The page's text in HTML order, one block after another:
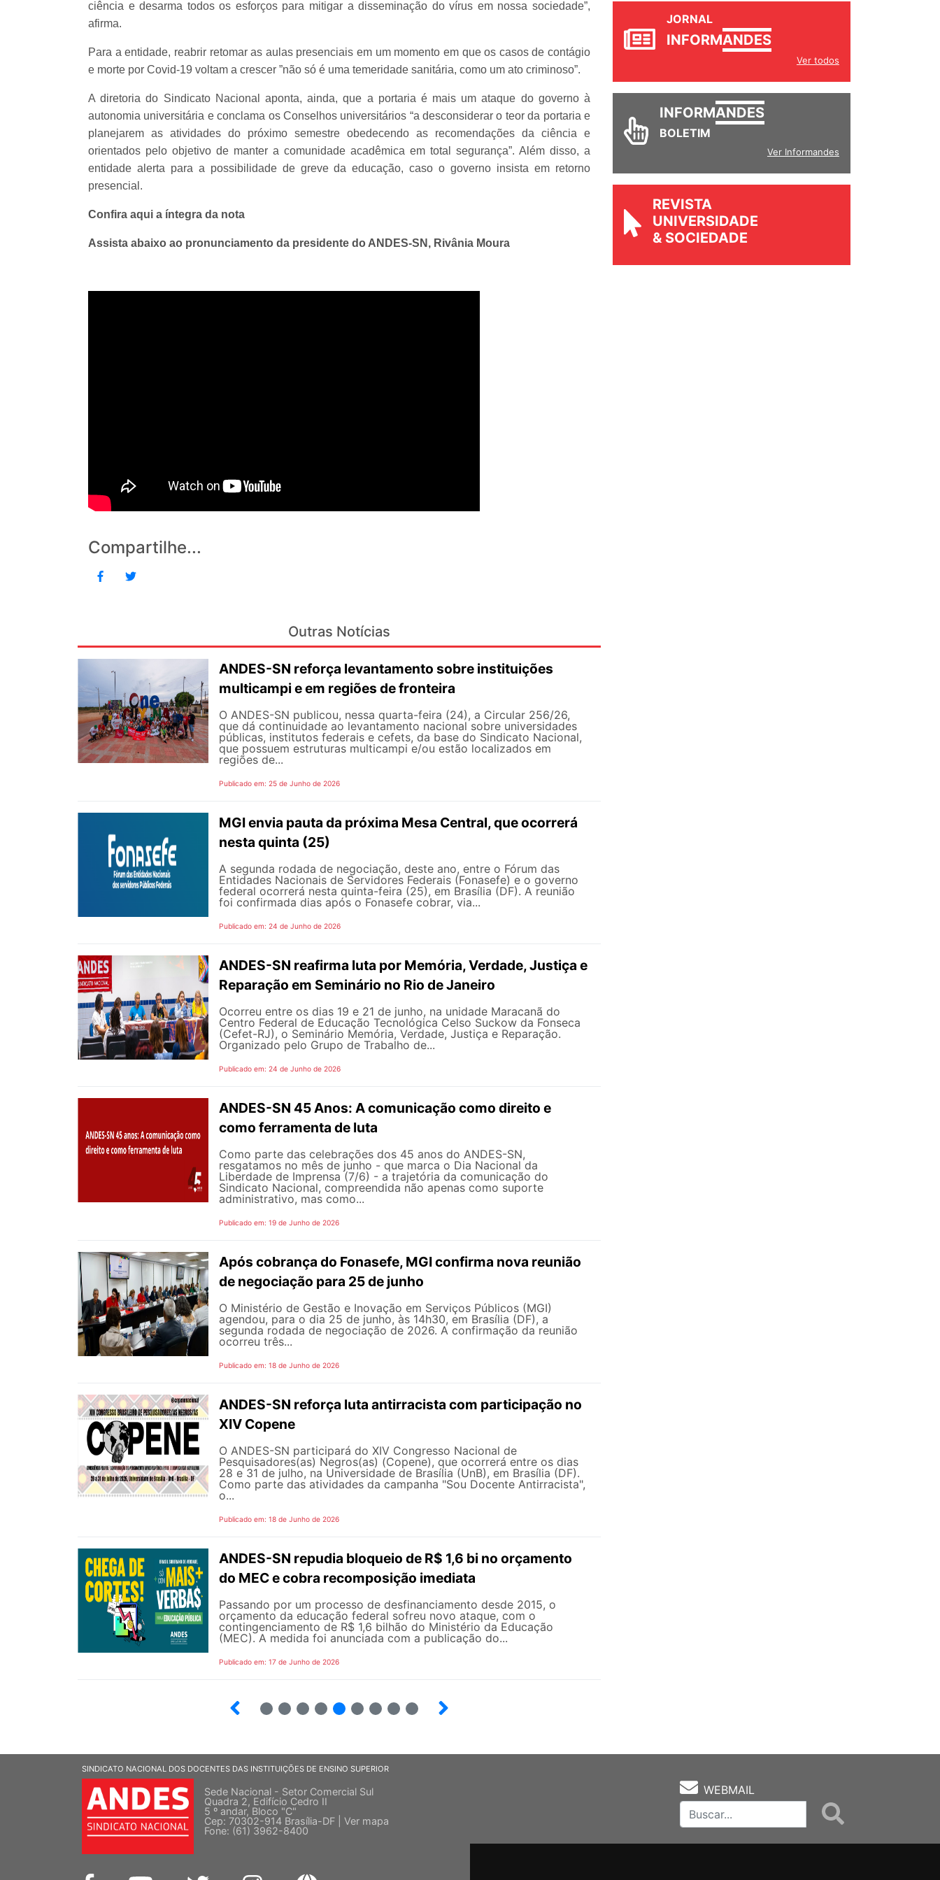
ciência e desarma todos os esforços para mitigar a disseminação do vírus em nossa sociedade”,
afirma.
Para a entidade, reabrir retomar as aulas presenciais em um momento em que os casos de contágio
e morte por Covid-19 voltam a crescer ”não só é uma temeridade sanitária, como um ato criminoso”.
A diretoria do Sindicato Nacional aponta, ainda, que a portaria é mais um ataque do governo à
autonomia universitária e conclama os Conselhos universitários “a desconsiderar o teor da portaria e
planejarem as atividades do próximo semestre obedecendo as recomendações da ciência e
orientados pelo objetivo de manter a comunidade acadêmica em total segurança”. Além disso, a
entidade alerta para a possibilidade de greve da educação, caso o governo insista em retorno
presencial.
Confira aqui a íntegra da nota
Assista abaixo ao pronunciamento da presidente do ANDES-SN, Rivânia Moura
Compartilhe...
Outras Notícias
ANDES-SN reforça levantamento sobre instituições
multicampi e em regiões de fronteira
O ANDES-SN publicou, nessa quarta-feira (24), a Circular 256/26,
que dá continuidade ao levantamento nacional sobre universidades
públicas, institutos federais e cefets, da base do Sindicato Nacional,
que possuem estruturas multicampi e/ou estão localizados em
regiões de...
Publicado em: 25 de Junho de 2026
MGI envia pauta da próxima Mesa Central, que ocorrerá
nesta quinta (25)
A segunda rodada de negociação, deste ano, entre o Fórum das
Entidades Nacionais de Servidores Federais (Fonasefe) e o governo
federal ocorrerá nesta quinta-feira (25), em Brasília (DF). A reunião
foi confirmada dias após o Fonasefe cobrar, via...
Publicado em: 24 de Junho de 2026
ANDES-SN reafirma luta por Memória, Verdade, Justiça e
Reparação em Seminário no Rio de Janeiro
Ocorreu entre os dias 19 e 21 de junho, na unidade Maracanã do
Centro Federal de Educação Tecnológica Celso Suckow da Fonseca
(Cefet-RJ), o Seminário Memória, Verdade, Justiça e Reparação.
Organizado pelo Grupo de Trabalho de...
Publicado em: 24 de Junho de 2026
ANDES-SN 45 Anos: A comunicação como direito e
como ferramenta de luta
Como parte das celebrações dos 45 anos do ANDES-SN,
resgatamos no mês de junho - que marca o Dia Nacional da
Liberdade de Imprensa (7/6) - a trajetória da comunicação do
Sindicato Nacional, compreendida não apenas como suporte
administrativo, mas como...
Publicado em: 19 de Junho de 2026
Após cobrança do Fonasefe, MGI confirma nova reunião
de negociação para 25 de junho
O Ministério de Gestão e Inovação em Serviços Públicos (MGI)
agendou, para o dia 25 de junho, às 14h30, em Brasília (DF), a
segunda rodada de negociação de 2026. A confirmação da reunião
ocorreu três...
Publicado em: 18 de Junho de 2026
ANDES-SN reforça luta antirracista com participação no
XIV Copene
O ANDES-SN participará do XIV Congresso Nacional de
Pesquisadores(as) Negros(as) (Copene), que ocorrerá entre os dias
28 e 31 de julho, na Universidade de Brasília (UnB), em Brasília (DF).
Como parte das atividades da campanha "Sou Docente Antirracista",
o...
Publicado em: 18 de Junho de 2026
ANDES-SN repudia bloqueio de R$ 1,6 bi no orçamento
do MEC e cobra recomposição imediata
Passando por um processo de desfinanciamento desde 2015, o
orçamento da educação federal sofreu novo ataque, com o
contingenciamento de R$ 1,6 bilhão do Ministério da Educação
(MEC). A medida foi anunciada com a publicação do...
Publicado em: 17 de Junho de 2026
JORNAL
INFORMANDES
Ver todos
INFORMANDES
BOLETIM
Ver Informandes
REVISTA
UNIVERSIDADE
& SOCIEDADE
SINDICATO NACIONAL DOS DOCENTES DAS INSTITUIÇÕES DE ENSINO SUPERIOR
Sede Nacional - Setor Comercial Sul
Quadra 2, Edifício Cedro II
5 º andar, Bloco "C"
Cep: 70302-914 Brasília-DF | Ver mapa
Fone: (61) 3962-8400
WEBMAIL